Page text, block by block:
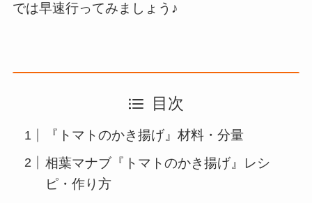
では早速行ってみましょう♪
目次
『トマトのかき揚げ』材料・分量
相葉マナブ『トマトのかき揚げ』レシ
ピ・作り方